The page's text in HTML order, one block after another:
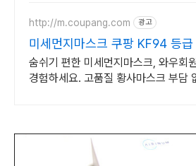
http://m.coupang.com 광고
미세먼지마스크 쿠팡 KF94 등
숨쉬기 편한 미세먼지마스크, 와우회
경험하세요. 고품질 황사마스크 부담